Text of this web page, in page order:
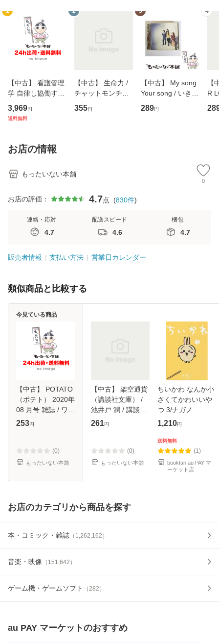
1
【中古】 看護管理
学 自律し協働する
専門職の看護マネ
ジメントスキル 改
恵 藤本幸三 / 南江
堂 [単行
3,969円
送料無料
2
【中古】 生命力 /
チャットモンチー /
キューンレコード
[CD]【メール便送
355円
3
【中古】 My song
Your song / いきも
のがかり / [CD]
【メール便送料無
289円
4
【
R
産
お店の情報
もったいない本舗
0
お店の評価： 4.7点 (830件)
連絡・応対
4.7
配送スピード
4.6
梱包
4.7
販売者情報 支払い方法 営業日カレンダー
類似商品と比較する
【中古】 POTATO
（ポテト） 2020年
08 月号 雑誌 / ワ
ン・パブリッシン
253円
(0)
もったいない本舗
今見ている商品
【中古】 架空通貨
（講談社文庫） /
池井戸 潤 / 講談社
[文庫]【メール便送
261円
(0)
もったいない本舗
ちいかわ なんか小
さくてかわいいや
つ 3/ナガノ
1,210円
送料無料
(1)
bookfan au PAY マ
ーケット店
お店のカテゴリから商品を探す
本・コミック・雑誌 （ 1,262,162 ）
音楽・映像 （ 151,642 ）
ゲーム機・ゲームソフト （282 ）
au PAY マーケットのおすすめ